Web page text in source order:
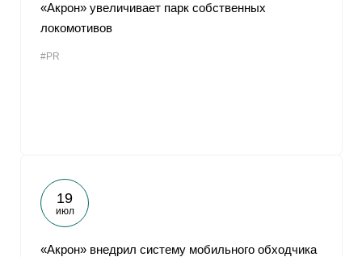
«Акрон» увеличивает парк собственных
локомотивов
#PR
19
июл
«Акрон» внедрил систему мобильного обходчика